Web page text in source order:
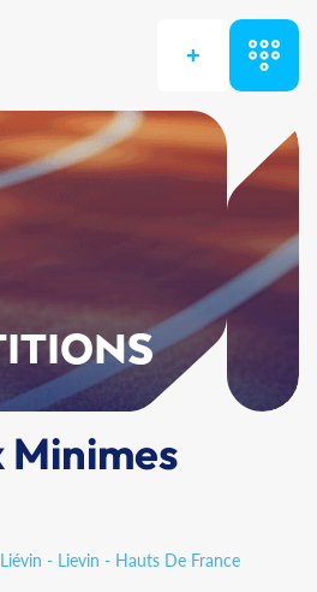
+
Minimes
- Lievin - Hauts De France